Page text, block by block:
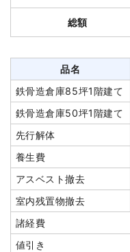
小計
軽量鉄骨造倉庫114坪1階
値引き
小計
消費税
合計金額
総額
品名
鉄骨造倉庫85坪1階建て
鉄骨造倉庫50坪1階建て
先行解体
養生費
アスベスト撤去
室内残置物撤去
諸経費
値引き